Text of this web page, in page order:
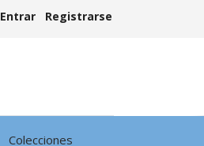
Entrar Registrarse
Colecciones